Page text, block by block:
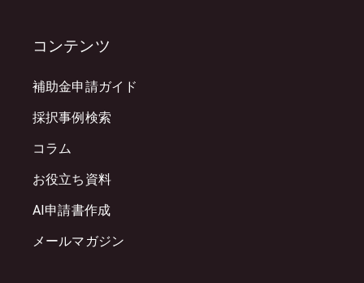
コンテンツ
補助金申請ガイド
採択事例検索
コラム
お役立ち資料
AI申請書作成
メールマガジン